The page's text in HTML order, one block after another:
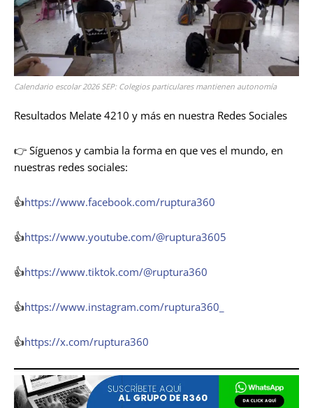
Calendario escolar 2026 SEP: Colegios particulares mantienen autonomía
Resultados Melate 4210 y más en nuestra Redes Sociales
👉 Síguenos y cambia la forma en que ves el mundo, en
nuestras redes sociales:
👍https://www.facebook.com/ruptura360
👍https://www.youtube.com/@ruptura3605
👍https://www.tiktok.com/@ruptura360
👍https://www.instagram.com/ruptura360_
👍https://x.com/ruptura360